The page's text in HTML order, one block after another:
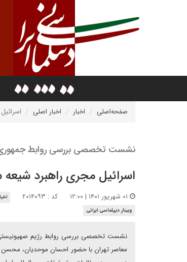
صفحه‌اصلی اخبار اخبار اصلی
نشست تخصصی بررسی روابط جمهوری
اسرائیل مجری راهبرد شیعه
کد : ۲۰۱۴۰۹۳
وبینار دیپلماسی ایرانی
نشست تخصصی بررسی روابط رژیم صهیونیستی و